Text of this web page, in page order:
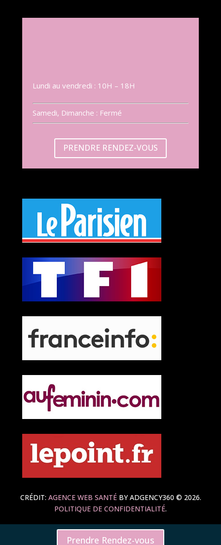
Lundi au vendredi : 10H – 18H
Samedi, Dimanche : Fermé
PRENDRE RENDEZ-VOUS
CRÉDIT: AGENCE WEB SANTÉBY ADGENCY360 © 2026.
POLITIQUE DE CONFIDENTIALITÉ.
Prendre Rendez-vous